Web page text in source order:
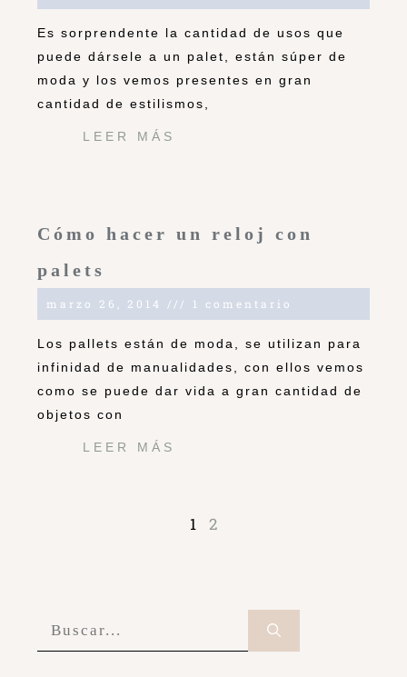
Es sorprendente la cantidad de usos que
puede dársele a un palet, están súper de
moda y los vemos presentes en gran
cantidad de estilismos,
LEER MÁS
Cómo hacer un reloj con
palets
marzo 26, 2014 1 comentario
Los pallets están de moda, se utilizan para
infinidad de manualidades, con ellos vemos
como se puede dar vida a gran cantidad de
objetos con
LEER MÁS
1 2